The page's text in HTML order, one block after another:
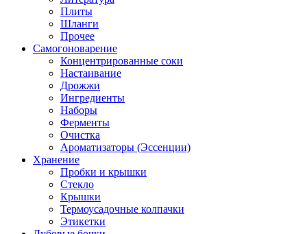
Плиты
Шланги
Прочее
Самогоноварение
Концентрированные соки
Настаивание
Дрожжи
Ингредиенты
Наборы
Ферменты
Очистка
Ароматизаторы (Эссенции)
Хранение
Пробки и крышки
Стекло
Крышки
Термоусадочные колпачки
Этикетки